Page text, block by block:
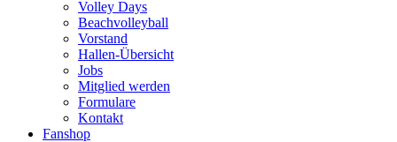
Volley Days
Beachvolleyball
Vorstand
Hallen-Übersicht
Jobs
Mitglied werden
Formulare
Kontakt
Fanshop